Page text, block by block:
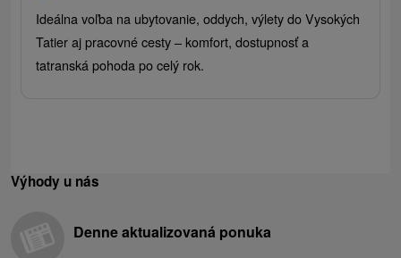
Ideálna voľba na ubytovanie, oddych, výlety do Vysokých
Tatier aj pracovné cesty – komfort, dostupnosť a
tatranská pohoda po celý rok.
Výhody u nás
Denne aktualizovaná ponuka